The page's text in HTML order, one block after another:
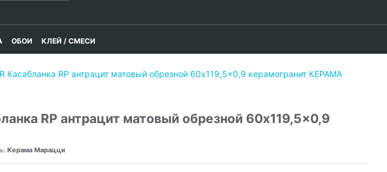
ОБОИ КЛЕЙ / СМЕСИ
Касабланка RP антрацит матовый обрезной 60x119,5x0,9 керамогранит КЕРАМА
RP антрацит матовый обрезной 60x119,5x0,9
Керама Марацци